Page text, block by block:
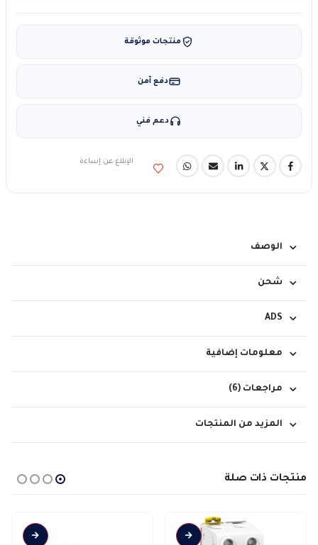
منتجات موثوقة
دفع آمن
دعم فني
الإبلاغ عن إساءة
الوصف
شحن
ADS
معلومات إضافية
مراجعات (6)
المزيد من المنتجات
منتجات ذات صلة